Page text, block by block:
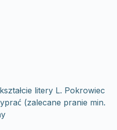
litery L. Pokrowiec
(zalecane pranie min.